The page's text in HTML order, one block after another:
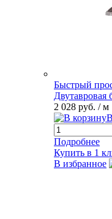
Быстрый
Двутавровая
2 028 руб. / м
Подробнее
Купить в 1
В избранное